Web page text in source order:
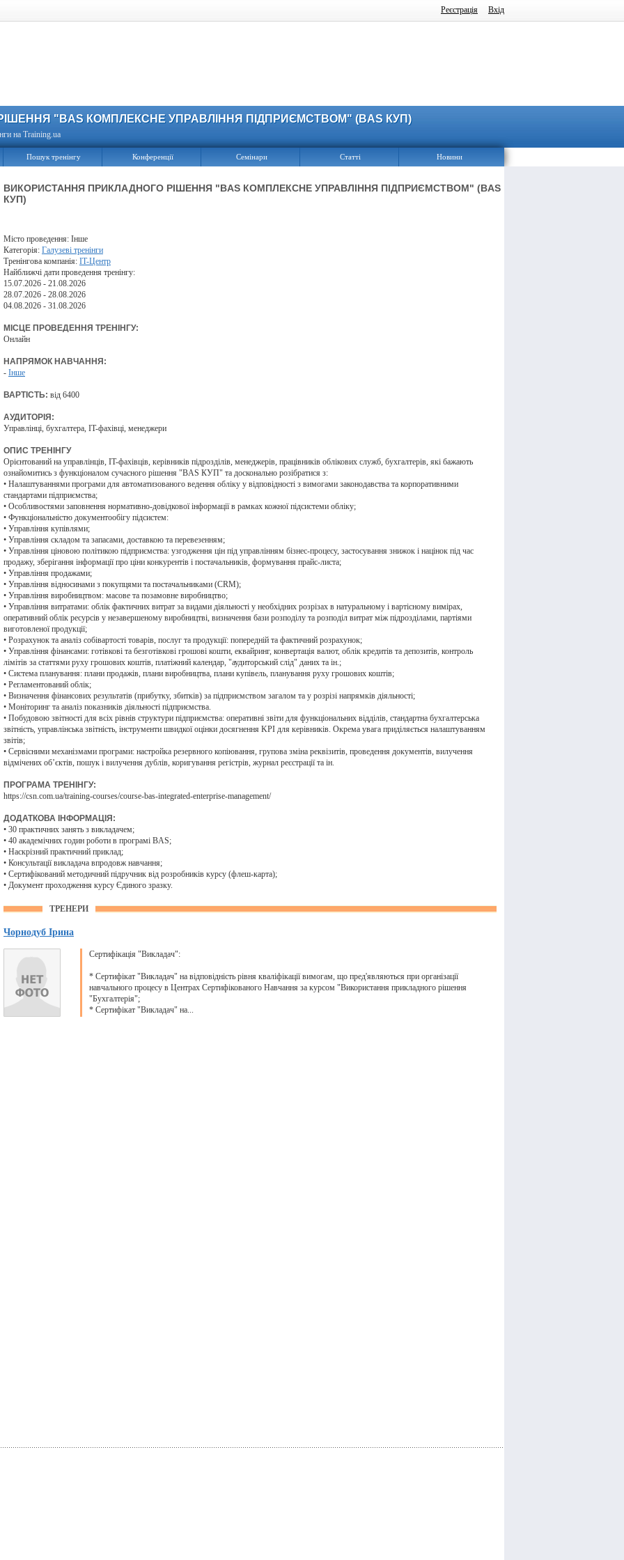
Реєстрація Вхід
"BAS КОМПЛЕКСНЕ УПРАВЛІННЯ ПІДПРИЄМСТВОМ" (BAS КУП)
на Training.ua
Пошук тренінгу Конференції Семінари Статті Новини
ВИКОРИСТАННЯ ПРИКЛАДНОГО РІШЕННЯ "BAS КОМПЛЕКСНЕ УПРАВЛІННЯ ПІДПРИЄМСТВОМ" (BAS
КУП)
Місто проведення: Інше
Категорія: Галузеві тренінги
Тренінгова компанія: IT-Центр
Найближчі дати проведення тренінгу:
15.07.2026 - 21.08.2026
28.07.2026 - 28.08.2026
04.08.2026 - 31.08.2026
МІСЦЕ ПРОВЕДЕННЯ ТРЕНІНГУ:
Онлайн
НАПРЯМОК НАВЧАННЯ:
- Інше
ВАРТІСТЬ: від 6400
АУДИТОРІЯ:
Управлінці, бухгалтера, IT-фахівці, менеджери
ОПИС ТРЕНІНГУ
Орієнтований на управлінців, IT-фахівців, керівників підрозділів, менеджерів, працівників облікових служб, бухгалтерів, які бажають
ознайомитись з функціоналом сучасного рішення "BAS КУП" та досконально розібратися з:
• Налаштуваннями програми для автоматизованого ведення обліку у відповідності з вимогами законодавства та корпоративними
стандартами підприємства;
• Особливостями заповнення нормативно-довідкової інформації в рамках кожної підсистеми обліку;
• Функціональністю документообігу підсистем:
• Управління купівлями;
• Управління складом та запасами, доставкою та перевезенням;
• Управління ціновою політикою підприємства: узгодження цін під управлінням бізнес-процесу, застосування знижок і націнок під час
продажу, зберігання інформації про ціни конкурентів і постачальників, формування прайс-листа;
• Управління продажами;
• Управління відносинами з покупцями та постачальниками (CRM);
• Управління виробництвом: масове та позамовне виробництво;
• Управління витратами: облік фактичних витрат за видами діяльності у необхідних розрізах в натуральному і вартісному вимірах,
оперативний облік ресурсів у незавершеному виробництві, визначення бази розподілу та розподіл витрат між підрозділами, партіями
виготовленої продукції;
• Розрахунок та аналіз собівартості товарів, послуг та продукції: попередній та фактичний розрахунок;
• Управління фінансами: готівкові та безготівкові грошові кошти, еквайринг, конвертація валют, облік кредитів та депозитів, контроль
лімітів за статтями руху грошових коштів, платіжний календар, "аудиторський слід" даних та ін.;
• Система планування: плани продажів, плани виробництва, плани купівель, планування руху грошових коштів;
• Регламентований облік;
• Визначення фінансових результатів (прибутку, збитків) за підприємством загалом та у розрізі напрямків діяльності;
• Моніторинг та аналіз показників діяльності підприємства.
• Побудовою звітності для всіх рівнів структури підприємства: оперативні звіти для функціональних відділів, стандартна бухгалтерська
звітність, управлінська звітність, інструменти швидкої оцінки досягнення KPI для керівників. Окрема увага приділяється налаштуванням
звітів;
• Сервісними механізмами програми: настройка резервного копіювання, групова зміна реквізитів, проведення документів, вилучення
відмічених об’єктів, пошук і вилучення дублів, коригування регістрів, журнал реєстрації та ін.
ПРОГРАМА ТРЕНІНГУ:
https://csn.com.ua/training-courses/course-bas-integrated-enterprise-management/
ДОДАТКОВА ІНФОРМАЦІЯ:
• 30 практичних занять з викладачем;
• 40 академічних годин роботи в програмі BAS;
• Наскрізний практичний приклад;
• Консультації викладача впродовж навчання;
• Сертифікований методичний підручник від розробників курсу (флеш-карта);
• Документ проходження курсу Єдиного зразку.
ТРЕНЕРИ
Чорнодуб Ірина
Сертифікація "Викладач":
* Сертифікат "Викладач" на відповідність рівня кваліфікації вимогам, що пред'являються при організації
навчального процесу в Центрах Сертифікованого Навчання за курсом "Використання прикладного рішення
"Бухгалтерія";
* Сертифікат "Викладач" на...